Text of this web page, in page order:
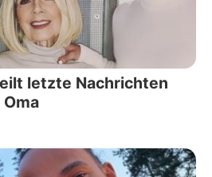
letzte Nachrichten